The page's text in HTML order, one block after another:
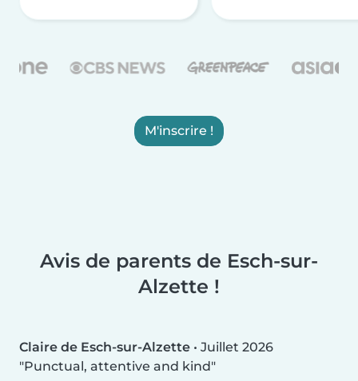
M'inscrire !
Avis de parents de Esch-sur-
Alzette !
Claire de Esch-sur-Alzette • Juillet 2026
Punctual, attentive and kind